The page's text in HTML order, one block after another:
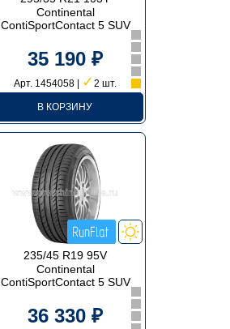
Continental
ContiSportContact 5 SUV
35 190 ₽
Арт. 1454058 | ✓ 2 шт.
В КОРЗИНУ
235/45 R19 95V
Continental
ContiSportContact 5 SUV
36 330 ₽